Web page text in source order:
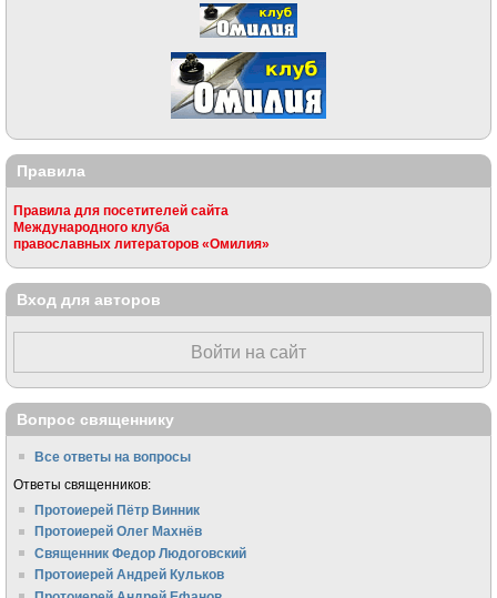
Правила
Правила для посетителей сайта
Международного клуба
православных литераторов «Омилия»
Вход для авторов
Войти на сайт
Вопрос священнику
Все ответы на вопросы
Ответы священников:
Протоиерей Пётр Винник
Протоиерей Олег Махнёв
Священник Федор Людоговский
Протоиерей Андрей Кульков